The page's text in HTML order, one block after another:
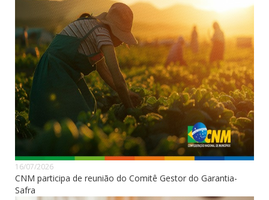
16/07/2026
CNM participa de reunião do Comitê Gestor do Garantia-
Safra